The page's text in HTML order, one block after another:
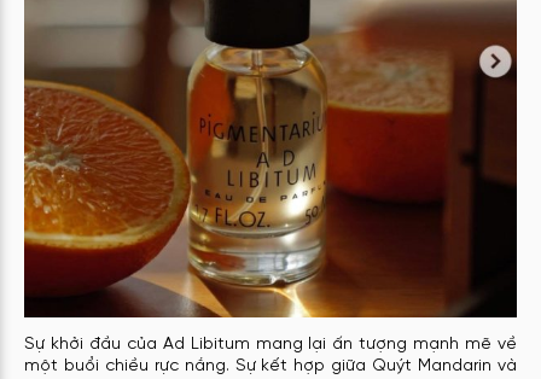
Sự khởi đầu của Ad Libitum mang lại ấn tượng mạnh mẽ về
một buổi chiều rực nắng. Sự kết hợp giữa Quýt Mandarin và